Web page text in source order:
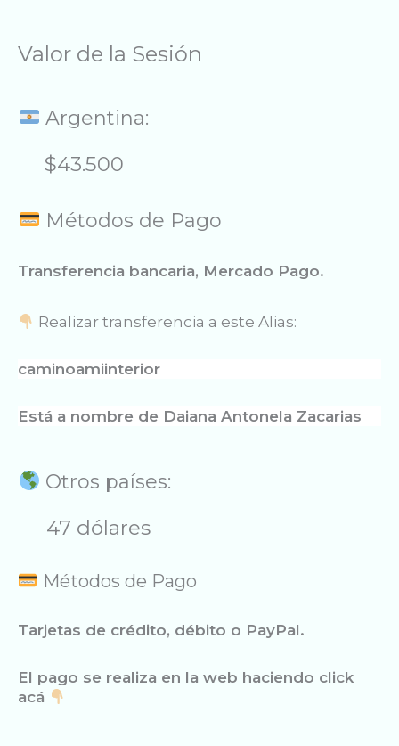
Valor de la Sesión
Argentina:
$43.500
Métodos de Pago
Transferencia bancaria, Mercado Pago.
Realizar transferencia a este Alias:
caminoamiinterior
Está a nombre de Daiana Antonela Zacarias
Otros países:
47 dólares
Métodos de Pago
Tarjetas de crédito, débito o PayPal.
El pago se realiza en la web haciendo click
acá